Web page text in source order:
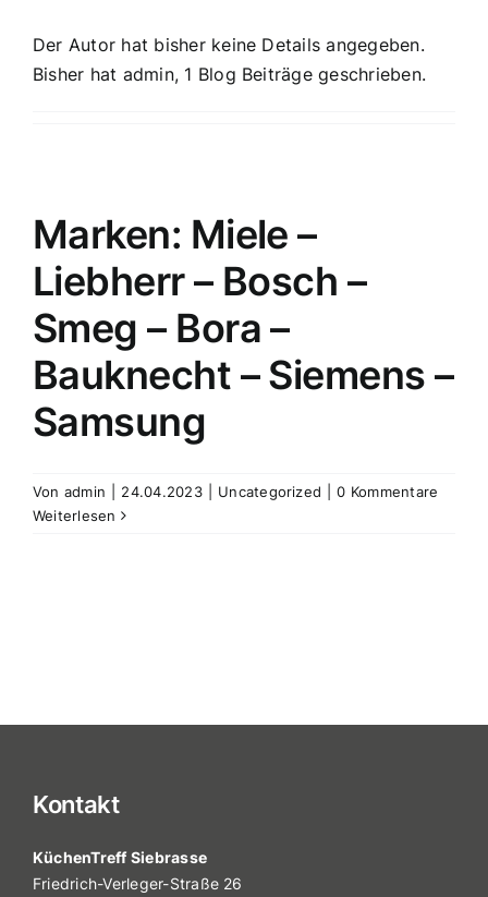
Der Autor hat bisher keine Details angegeben.
Bisher hat admin, 1 Blog Beiträge geschrieben.
Marken: Miele –
Liebherr – Bosch –
Smeg – Bora –
Bauknecht – Siemens –
Samsung
Von admin 24.04.2023 Uncategorized
0 Kommentare
Weiterlesen
Kontakt
KüchenTreff Siebrasse
Friedrich-Verleger-Straße 26